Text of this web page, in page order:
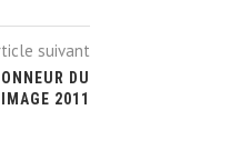
suivant
DU
2011